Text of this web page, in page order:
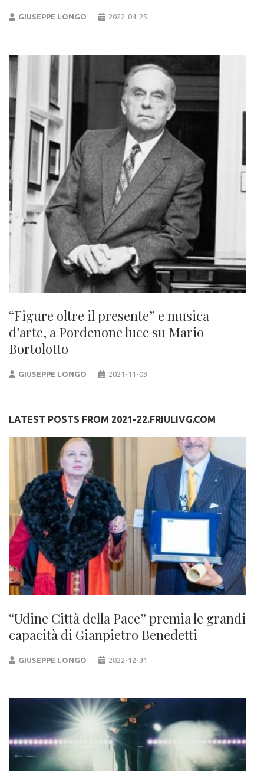
GIUSEPPE LONGO 2022-04-25
“Figure oltre il presente” e musica
d’arte, a Pordenone luce su Mario
Bortolotto
GIUSEPPE LONGO 2021-11-03
LATEST POSTS FROM 2021-22.FRIULIVG.COM
“Udine Città della Pace” premia le grandi
capacità di Gianpietro Benedetti
GIUSEPPE LONGO 2022-12-31